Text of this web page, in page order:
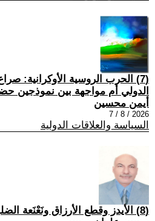
(7) الحرب الروسية الأوكرانية:
الدولي أم مواجهة بين نموذجين
أيمن محسين
2026 / 8 / 7
السياسة والعلاقات الدولية
(8) الأيدز وقطع الأرزاق ونَعْنَعة الضلوع